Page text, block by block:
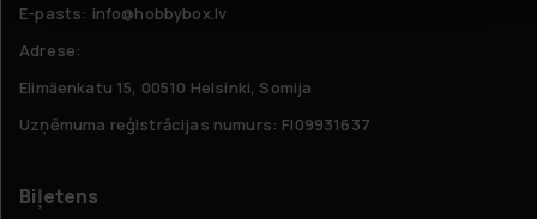
E-pasts: info@hobbybox.lv
Adrese:
Elimäenkatu 15, 00510 Helsinki, Somija
Uzņēmuma reģistrācijas numurs: FI09931637
Biļetens